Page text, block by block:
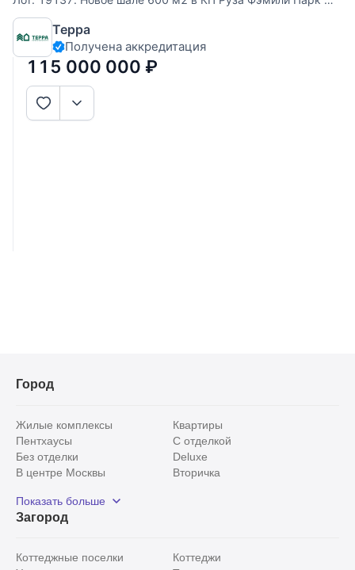
престиж и комфорт на 24 сотках в охраняемом
коттеджном поселке, в 65 км по Новорижскому
шоссе.Построен в эко-стиле. Первый уровень дома
выполнен из кирпича и облицован керамическим кирпичом
Терра
Получена аккредитация
115 000 000 ₽
Город
Жилые комплексы
Квартиры
Пентхаусы
С отделкой
Без отделки
Deluxe
В центре Москвы
Вторичка
Рядом с парком
С панорамными окнами
Показать больше
Загород
Коттеджные поселки
Коттеджи